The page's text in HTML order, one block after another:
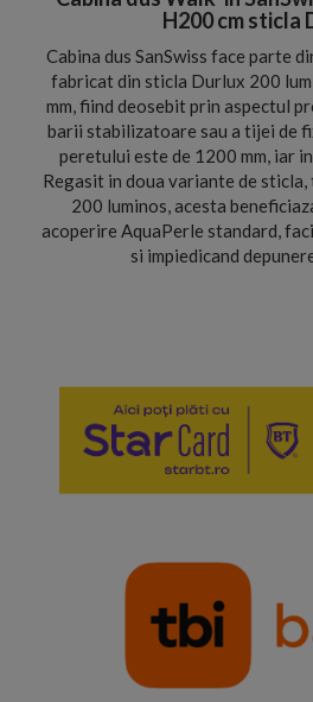
H200 cm sticla
Cabina dus SanSwiss face parte
fabricat din sticla Durlux 200
mm, fiind deosebit prin aspectul
barii stabilizatoare sau a tijei de
peretului este de 1200 mm, iar
Regasit in doua variante de
200 luminos, acesta
acoperire AquaPerle standard,
si impiedicand